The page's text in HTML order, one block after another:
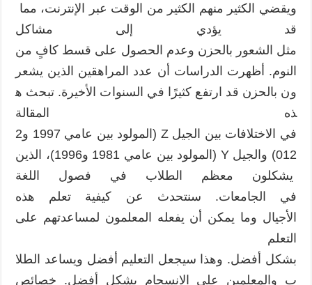
ويقضي الكثير منهم الكثير من الوقت عبر الإنترنت، مما
قد يؤدي إلى مشاكل
مثل الشعور بالحزن وعدم الحصول على قسط كافٍ من
النوم. أظهرت الدراسات أن عدد المراهقين الذين يشعر
ون بالحزن قد ارتفع كثيرًا في السنوات الأخيرة. تبحث ه
ذه المقالة
في الاختلافات بين الجيل Z (المولود بين عامي 1997 و2
012) والجيل Y (المولود بين عامي 1981 و1996)، الذين
يشكلون معظم الطلاب في فصول اللغة
في الجامعات. سنتحدث عن كيفية تعلم هذه
الأجيال وما يمكن أن يفعله المعلمون لمساعدتهم على
التعلم
بشكل أفضل. وهذا سيجعل التعليم أفضل ويساعد الطلا
ب والمعلمين على الانسجام بشكل أفضل. خصائص